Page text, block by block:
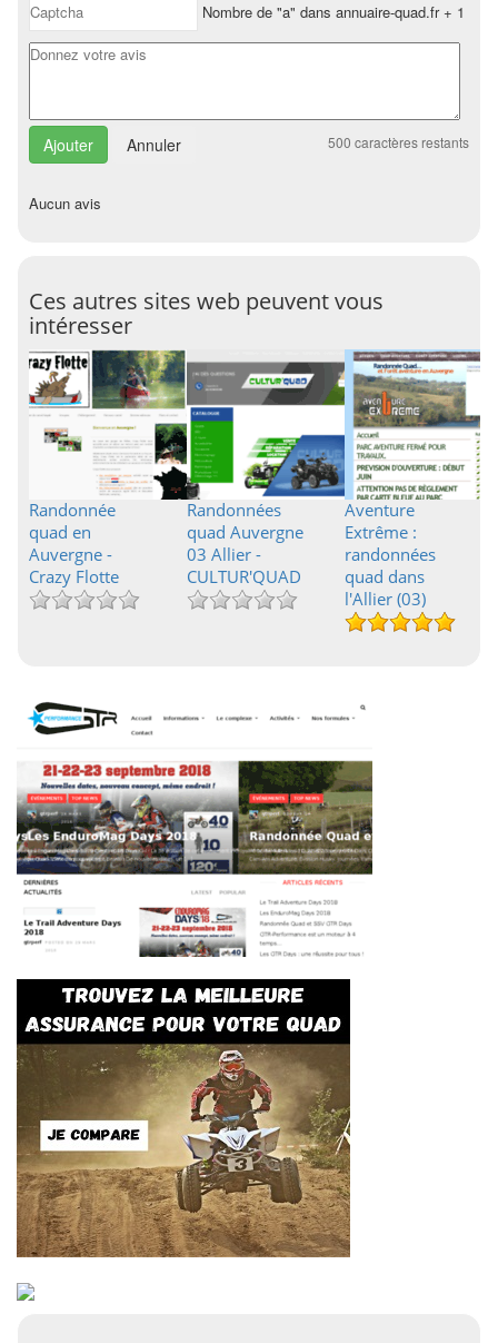
Nombre de "a" dans annuaire-quad.fr + 1
Annuler 500 caractères restants
Aucun avis
Ces autres sites web peuvent vous
intéresser
Randonnée
quad en
Auvergne -
Crazy Flotte
Randonnées
quad Auvergne
03 Allier -
CULTUR'QUAD
Aventure
Extrême :
randonnées
quad dans
l'Allier (03)